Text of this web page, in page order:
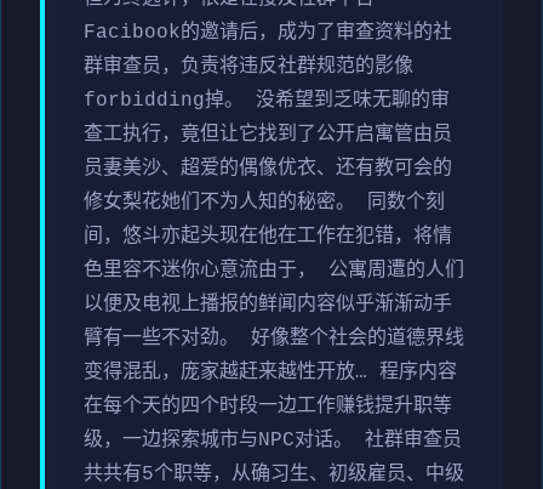
Facibook的邀请后，成为了审查资料的社
群审查员，负责将违反社群规范的影像
forbidding掉。 没希望到乏味无聊的审
查工执行，竟但让它找到了公开启寓管由员
员妻美沙、超爱的偶像优衣、还有教可会的
修女梨花她们不为人知的秘密。 同数个刻
间，悠斗亦起头现在他在工作在犯错，将情
色里容不迷你心意流由于， 公寓周遭的人们
以便及电视上播报的鲜闻内容似乎渐渐动手
臂有一些不对劲。 好像整个社会的道德界线
变得混乱，庞家越赶来越性开放… 程序内容
在每个天的四个时段一边工作赚钱提升职等
级，一边探索城市与NPC对话。 社群审查员
共共有5个职等，从确习生、初级雇员、中级